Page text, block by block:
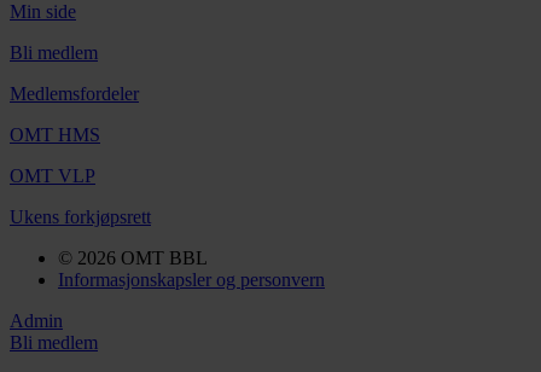
Min side
Bli medlem
Medlemsfordeler
OMT HMS
OMT VLP
Ukens forkjøpsrett
© 2026 OMT BBL
Informasjonskapsler og personvern
Admin
Bli medlem